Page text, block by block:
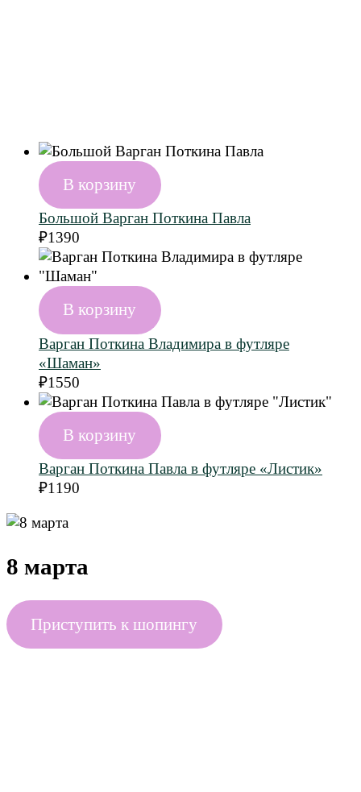
В корзину
Большой Варган Поткина Павла
₽1390
В корзину
Варган Поткина Владимира в футляре
«Шаман»
₽1550
В корзину
Варган Поткина Павла в футляре «Листик»
₽1190
8 марта
Приступить к шопингу